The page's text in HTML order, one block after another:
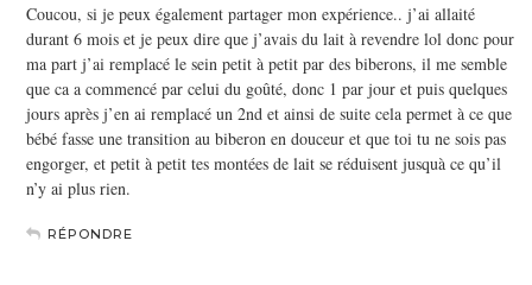
Coucou, si je peux également partager mon expérience.. j’ai allaité
durant 6 mois et je peux dire que j’avais du lait à revendre lol donc pour
ma part j’ai remplacé le sein petit à petit par des biberons, il me semble
que ca a commencé par celui du goûté, donc 1 par jour et puis quelques
jours après j’en ai remplacé un 2nd et ainsi de suite cela permet à ce que
bébé fasse une transition au biberon en douceur et que toi tu ne sois pas
engorger, et petit à petit tes montées de lait se réduisent jusquà ce qu’il
n’y ai plus rien.
RÉPONDRE